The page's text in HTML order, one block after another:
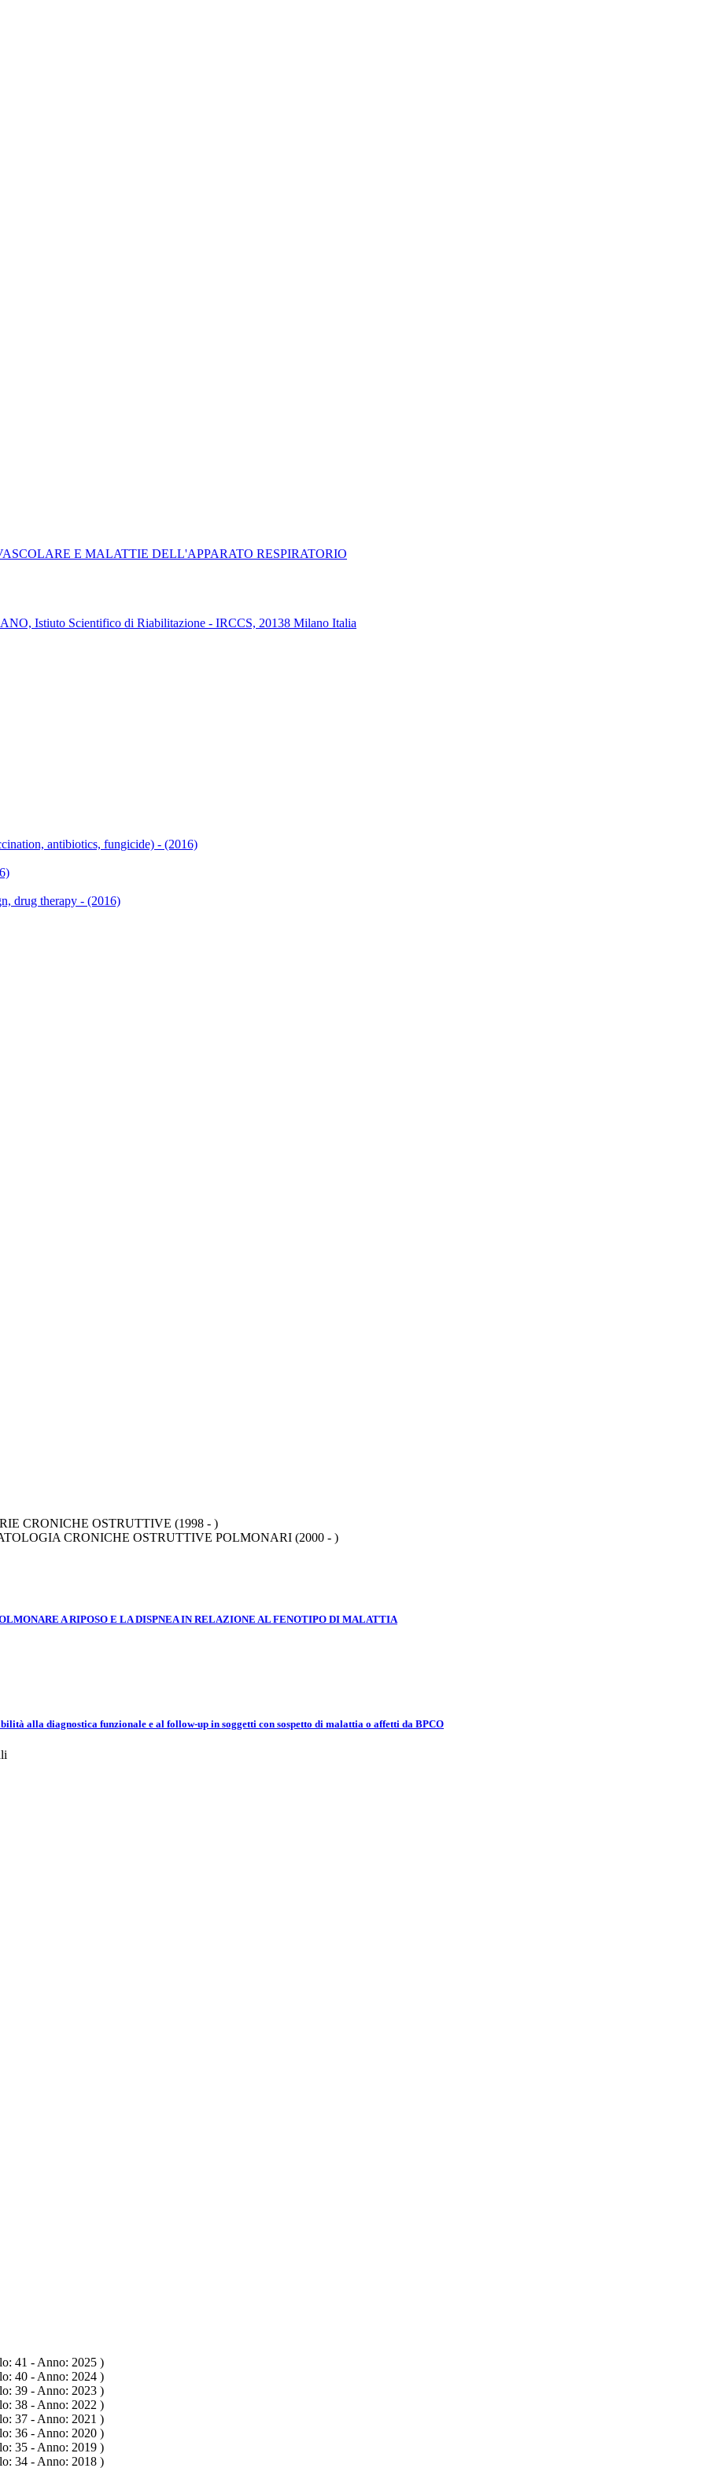
E MALATTIE DELL'APPARATO RESPIRATORIO
Istiuto Scientifico di Riabilitazione - IRCCS, 20138 Milano Italia
antibiotics, fungicide) - (2016)
drug therapy - (2016)
CRONICHE OSTRUTTIVE (1998 - )
CRONICHE OSTRUTTIVE POLMONARI (2000 - )
A RIPOSO E LA DISPNEA IN RELAZIONE AL FENOTIPO DI MALATTIA
alla diagnostica funzionale e al follow-up in soggetti con sospetto di malattia o affetti da BPCO
41 - Anno: 2025 )
40 - Anno: 2024 )
39 - Anno: 2023 )
38 - Anno: 2022 )
37 - Anno: 2021 )
36 - Anno: 2020 )
35 - Anno: 2019 )
34 - Anno: 2018 )